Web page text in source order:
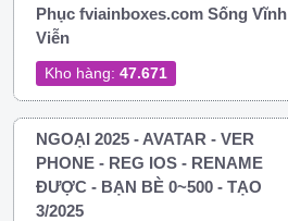
Phục fviainboxes.com Sống Vĩnh
Viễn
Kho hàng: 47.671
NGOẠI 2025 - AVATAR - VER
PHONE - REG IOS - RENAME
ĐƯỢC - BẠN BÈ 0~500 - TẠO
3/2025